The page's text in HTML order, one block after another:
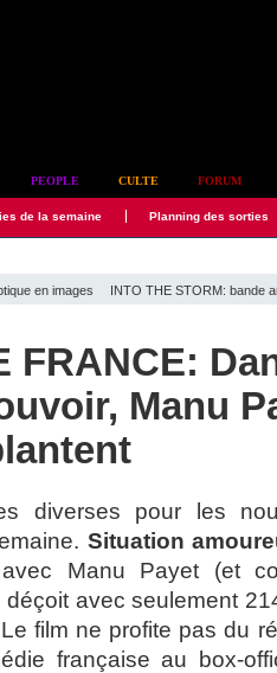
PEOPLE CULTE FORUM
de la semaine Planning des sorties
en images INTO THE STORM: bande
FRANCE:
Manu
diverses pour les
Situation
Manu Payet (et
déçoit avec seulement
film ne profite pas du
française au box-